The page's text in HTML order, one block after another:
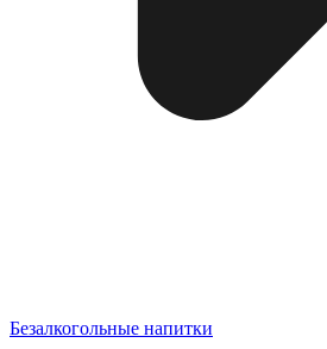
Безалкогольные напитки